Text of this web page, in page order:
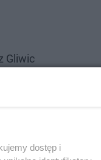
Gliwic
dostęp i